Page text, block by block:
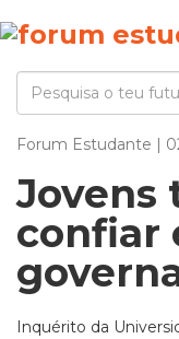
Forum Estudante |
Jovens
confiar
Inquérito da